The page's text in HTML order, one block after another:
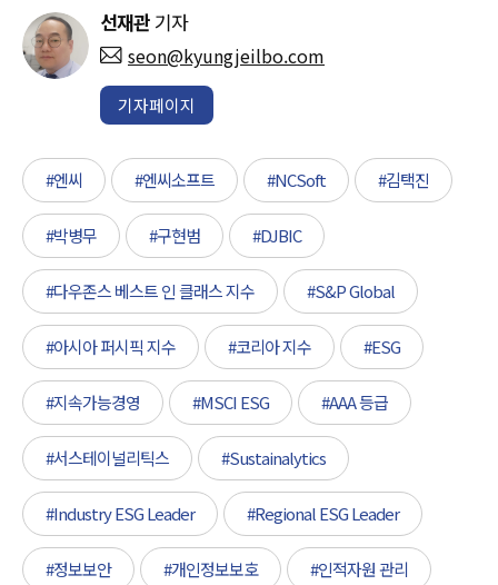
선재관 기자
seon@kyungjeilbo.com
기자페이지
#엔씨 #엔씨소프트 #NCSoft #김택진
#박병무 #구현범 #DJBIC
#다우존스 베스트 인 클래스 지수 #S&P Global
#아시아 퍼시픽 지수 #코리아 지수 #ESG
#지속가능경영 #MSCI ESG #AAA 등급
#서스테이널리틱스 #Sustainalytics
#Industry ESG Leader #Regional ESG Leader
#정보보안 #개인정보보호 #인적자원 관리